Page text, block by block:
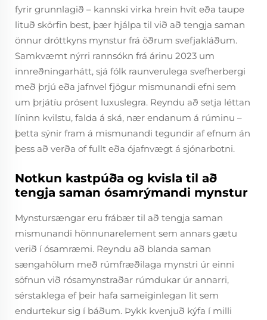
fyrir grunnlagið – kannski virka hrein hvít eða taupe
lituð skörfin best, þær hjálpa til við að tengja saman
önnur dróttkyns mynstur frá öðrum svefjakláðum.
Samkvæmt nýrri rannsókn frá árinu 2023 um
innreðningarhátt, sjá fólk raunverulega svefherbergi
með þrjú eða jafnvel fjögur mismunandi efni sem
um þrjátíu prósent luxuslegra. Reyndu að setja léttan
líninn kvilstu, falda á ská, nær endanum á rúminu –
þetta sýnir fram á mismunandi tegundir af efnum án
þess að verða of fullt eða ójafnvægt á sjónarbotni.
Notkun kastpúða og kvisla til að
tengja saman ósamrýmandi mynstur
Mynstursængar eru frábær til að tengja saman
mismunandi hönnunarelement sem annars gætu
verið í ósamræmi. Reyndu að blanda saman
sængahölum með rúmfræðilaga mynstri úr einni
söfnun við rósamynstraðar rúmdukar úr annarri,
sérstaklega ef þeir hafa sameiginlegan lit sem
endurtekur sig í báðum. Þykk kvenjuð kýfa í milli